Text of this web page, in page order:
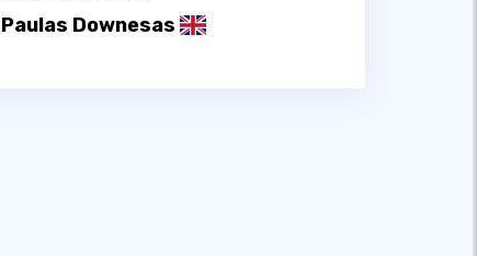
Paulas Downesas